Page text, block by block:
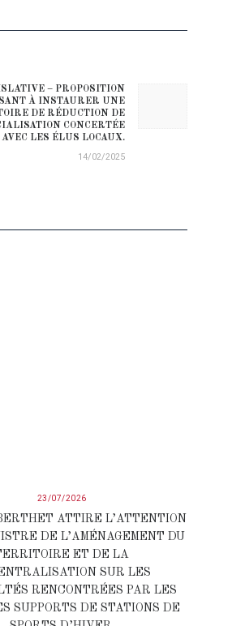
– PROPOSITION
À INSTAURER UNE
DE RÉDUCTION DE
CONCERTÉE
AVEC LES ÉLUS LOCAUX.
14/02/2025
23/07/2026
ATTIRE L’ATTENTION
DE L’AMÉNAGEMENT DU
ET DE LA
SUR LES
RENCONTRÉES PAR LES
SUPPORTS DE STATIONS DE